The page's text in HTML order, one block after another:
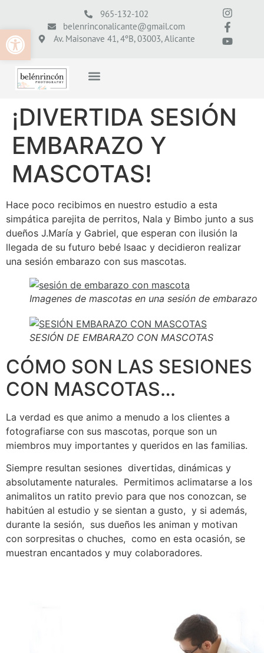
Abrir barra de herramientas
965-132-102
belenrinconalicante@gmail.com
Av. Maisonave 41, 4ºB, 03003, Alicante
¡DIVERTIDA SESIÓN
EMBARAZO Y
MASCOTAS!
Hace poco recibimos en nuestro estudio a esta
simpática parejita de perritos, Nala y Bimbo junto a sus
dueños J.María y Gabriel, que esperan con ilusión la
llegada de su futuro bebé Isaac y decidieron realizar
una sesión embarazo con sus mascotas.
Imagenes de mascotas en una sesión de embarazo
SESIÓN DE EMBARAZO CON MASCOTAS
CÓMO SON LAS SESIONES
CON MASCOTAS…
La verdad es que animo a menudo a los clientes a
fotografiarse con sus mascotas, porque son un
miembros muy importantes y queridos en las familias.
Siempre resultan sesiones divertidas, dinámicas y
absolutamente naturales. Permitimos aclimatarse a los
animalitos un ratito previo para que nos conozcan, se
habitúen al estudio y se sientan a gusto, y si además,
durante la sesión, sus dueños les animan y motivan
con sorpresitas o chuches, como en esta ocasión, se
muestran encantados y muy colaboradores.